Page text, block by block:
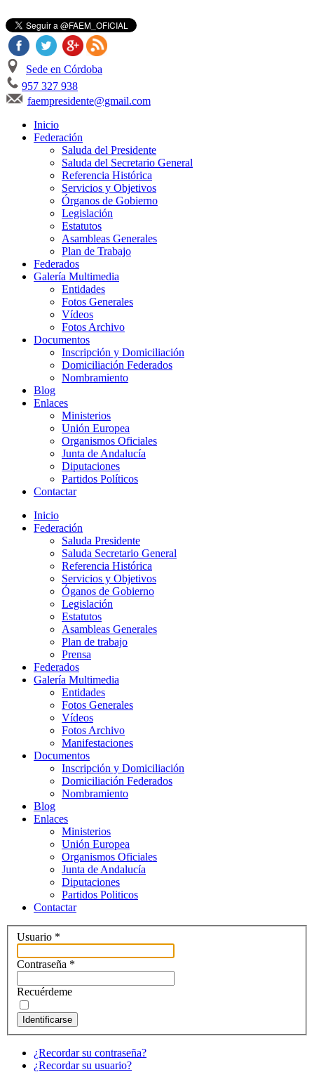
Sede en Córdoba
957 327 938
faempresidente@gmail.com
Inicio
Federación
Saluda del Presidente
Saluda del Secretario General
Referencia Histórica
Servicios y Objetivos
Órganos de Gobierno
Legislación
Estatutos
Asambleas Generales
Plan de Trabajo
Federados
Galería Multimedia
Entidades
Fotos Generales
Vídeos
Fotos Archivo
Documentos
Inscripción y Domiciliación
Domiciliación Federados
Nombramiento
Blog
Enlaces
Ministerios
Unión Europea
Organismos Oficiales
Junta de Andalucía
Diputaciones
Partidos Políticos
Contactar
Inicio
Federación
Saluda Presidente
Saluda Secretario General
Referencia Histórica
Servicios y Objetivos
Óganos de Gobierno
Legislación
Estatutos
Asambleas Generales
Plan de trabajo
Prensa
Federados
Galería Multimedia
Entidades
Fotos Generales
Vídeos
Fotos Archivo
Manifestaciones
Documentos
Inscripción y Domiciliación
Domiciliación Federados
Nombramiento
Blog
Enlaces
Ministerios
Unión Europea
Organismos Oficiales
Junta de Andalucía
Diputaciones
Partidos Politicos
Contactar
Usuario *
Contraseña *
Recuérdeme
Identificarse
¿Recordar su contraseña?
¿Recordar su usuario?